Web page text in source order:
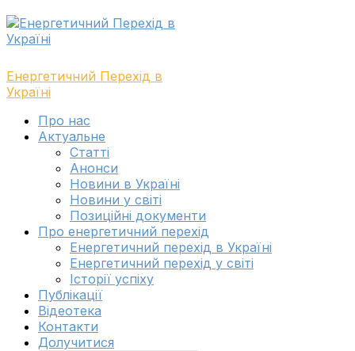
Skip
to
navigation
Skip
to
content
Енергетичний Перехід в
Україні
Toggle
navigation
Про нас
Актуальне
Cтатті
Анонси
Новини в Україні
Новини у світі
Позиційні документи
Про енергетичний перехід
Енергетичний перехід в Україні
Енергетичний перехід у світі
Історії успіху
Публікації
Відеотека
Контакти
Долучитися